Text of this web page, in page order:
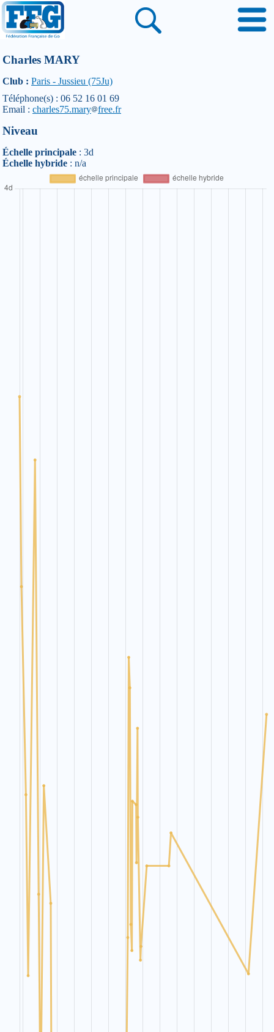
Charles MARY
Club : Paris - Jussieu (75Ju)
Téléphone(s) : 06 52 16 01 69
Email : charles75.mary free.fr
Niveau
Échelle principale : 3d
Échelle hybride : n/a